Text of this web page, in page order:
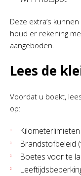
Deze extra’s
houd er rekening
aangeboden.
Lees de
Voordat u boekt,
op:
Kilometerlimieten
Brandstofbeleid
Boetes voor te